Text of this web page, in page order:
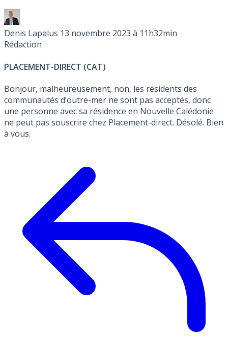
Denis Lapalus 13 novembre 2023 à 11h32min
Rédaction
PLACEMENT-DIRECT (CAT)
Bonjour, malheureusement, non, les résidents des
communautés d’outre-mer ne sont pas acceptés, donc
une personne avec sa résidence en Nouvelle Calédonie
ne peut pas souscrire chez Placement-direct. Désolé. Bien
à vous.